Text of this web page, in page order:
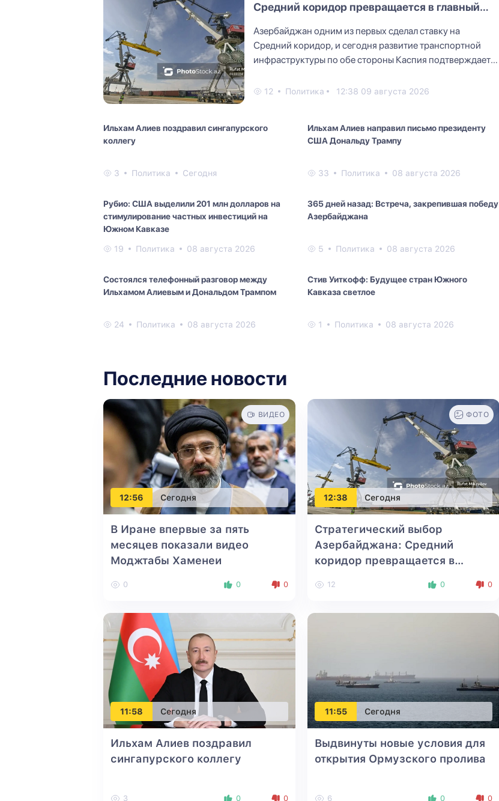
Средний коридор превращается в главный
Азербайджан одним из первых сделал ставку на
Средний коридор, и сегодня развитие транспортной
инфраструктуры по обе стороны Каспия подтверждает
12 Политика 12:38 09 августа 2026
Ильхам Алиев поздравил сингапурского
коллегу
3 Политика Сегодня
Ильхам Алиев направил письмо президенту
США Дональду Трампу
33 Политика 08 августа 2026
Рубио: США выделили 201 млн долларов на
стимулирование частных инвестиций на
Южном Кавказе
19 Политика 08 августа 2026
365 дней назад: Встреча, закрепившая победу
Азербайджана
5 Политика 08 августа 2026
Состоялся телефонный разговор между
Ильхамом Алиевым и Дональдом Трампом
24 Политика 08 августа 2026
Стив Уиткофф: Будущее стран Южного
Кавказа светлое
1 Политика 08 августа 2026
Последние новости
12:56 Сегодня
ВИДЕО
В Иране впервые за пять
месяцев показали видео
Моджтабы Хаменеи
0 0 0
12:38 Сегодня
ФОТО
Стратегический выбор
Азербайджана: Средний
коридор превращается в
12 0 0
11:58 Сегодня
Ильхам Алиев поздравил
сингапурского коллегу
3 0 0
11:55 Сегодня
Выдвинуты новые условия для
открытия Ормузского пролива
6 0 0